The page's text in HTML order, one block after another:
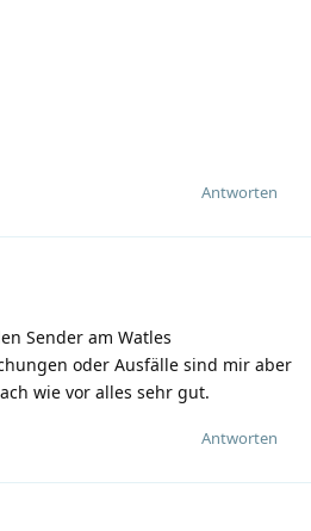
Antworten
Sender am Watles
oder Ausfälle sind mir aber
wie vor alles sehr gut.
Antworten